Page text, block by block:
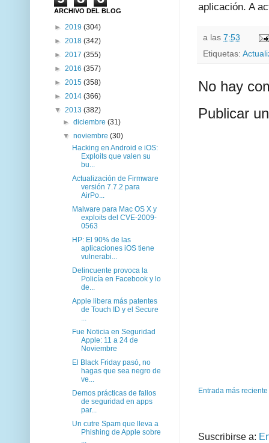
aplicación. A
a las 7:53
Etiquetas:
No hay
Publicar
Entrada más reciente
Suscribirse a:
ARCHIVO DEL BLOG
► 2019 (304)
► 2018 (342)
► 2017 (355)
► 2016 (357)
► 2015 (358)
► 2014 (366)
▼ 2013 (382)
►diciembre(31)
▼noviembre(30)
Hacking en Android e iOS:
Exploits que valen su
bu...
Actualización de Firmware
versión 7.7.2 para
AirPo...
Malware para Mac OS X y
exploits del CVE-2009-
0563
HP: El 90% de las
aplicaciones iOS tiene
vulnerabi...
Delincuente provoca la
Policía en Facebook y lo
de...
Apple libera más patentes
de Touch ID y el Secure
Fue Noticia en Seguridad
Apple: 11 a 24 de
Noviembre
El Black Friday pasó, no
hagas que sea negro de
ve...
Demos prácticas de fallos
de seguridad en apps
par...
Un cutre Spam que lleva a
Phishing de Apple sobre